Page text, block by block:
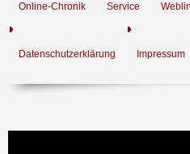
Online-Chronik Service
Datenschutzerklärung Impressum